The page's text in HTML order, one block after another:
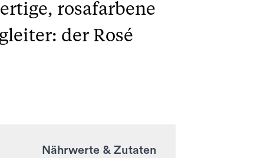
rosafarbene
der Rosé
Nährwerte & Zutaten